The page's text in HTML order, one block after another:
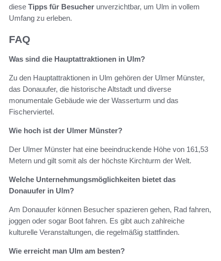
diese Tipps für Besucher unverzichtbar, um Ulm in vollem
Umfang zu erleben.
FAQ
Was sind die Hauptattraktionen in Ulm?
Zu den Hauptattraktionen in Ulm gehören der Ulmer Münster,
das Donauufer, die historische Altstadt und diverse
monumentale Gebäude wie der Wasserturm und das
Fischerviertel.
Wie hoch ist der Ulmer Münster?
Der Ulmer Münster hat eine beeindruckende Höhe von 161,53
Metern und gilt somit als der höchste Kirchturm der Welt.
Welche Unternehmungsmöglichkeiten bietet das
Donauufer in Ulm?
Am Donauufer können Besucher spazieren gehen, Rad fahren,
joggen oder sogar Boot fahren. Es gibt auch zahlreiche
kulturelle Veranstaltungen, die regelmäßig stattfinden.
Wie erreicht man Ulm am besten?